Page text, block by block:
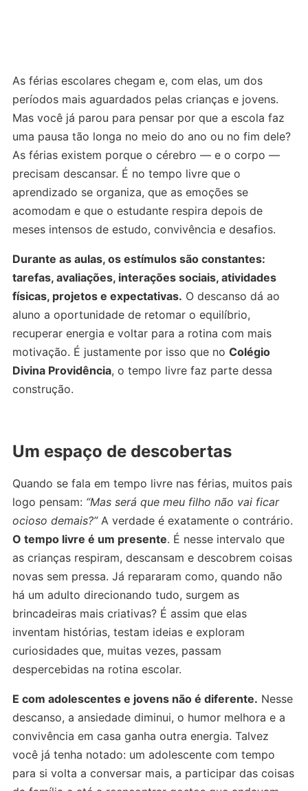
As férias escolares chegam e, com elas, um dos
períodos mais aguardados pelas crianças e jovens.
Mas você já parou para pensar por que a escola faz
uma pausa tão longa no meio do ano ou no fim dele?
As férias existem porque o cérebro — e o corpo —
precisam descansar. É no tempo livre que o
aprendizado se organiza, que as emoções se
acomodam e que o estudante respira depois de
meses intensos de estudo, convivência e desafios.
Durante as aulas, os estímulos são constantes:
tarefas, avaliações, interações sociais, atividades
físicas, projetos e expectativas. O descanso dá ao
aluno a oportunidade de retomar o equilíbrio,
recuperar energia e voltar para a rotina com mais
motivação. É justamente por isso que no Colégio
Divina Providência, o tempo livre faz parte dessa
construção.
Um espaço de descobertas
Quando se fala em tempo livre nas férias, muitos pais
logo pensam: “Mas será que meu filho não vai ficar
ocioso demais?”A verdade é exatamente o contrário.
O tempo livre é um presente. É nesse intervalo que
as crianças respiram, descansam e descobrem coisas
novas sem pressa. Já repararam como, quando não
há um adulto direcionando tudo, surgem as
brincadeiras mais criativas? É assim que elas
inventam histórias, testam ideias e exploram
curiosidades que, muitas vezes, passam
despercebidas na rotina escolar.
E com adolescentes e jovens não é diferente. Nesse
descanso, a ansiedade diminui, o humor melhora e a
convivência em casa ganha outra energia. Talvez
você já tenha notado: um adolescente com tempo
para si volta a conversar mais, a participar das coisas